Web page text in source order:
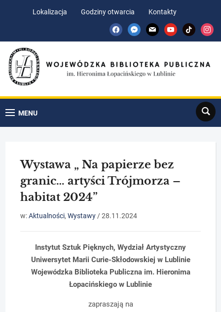
Lokalizacja Godziny otwarcia
Kontakty
facebookmessenger
mail youtubetiktok
MENU
Search
Wystawa „ Na papierze bez
granic… artyści Trójmorza –
habitat 2024”
w:Aktualności,Wystawy /28.11.2024
Instytut Sztuk Pięknych, Wydział Artystyczny
Uniwersytet Marii Curie-Skłodowskiej w Lublinie
Wojewódzka Biblioteka Publiczna im. Hieronima
Łopacińskiego w Lublinie
zapraszają na